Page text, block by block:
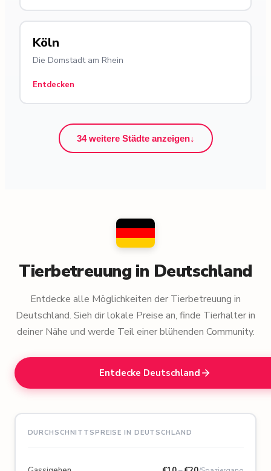
Köln
Die Domstadt am Rhein
Entdecken
34 weitere Städte anzeigen↓
Tierbetreuung in Deutschland
Entdecke alle Möglichkeiten der Tierbetreuung in
Deutschland. Sieh dir lokale Preise an, finde Tierhalter in
deiner Nähe und werde Teil einer blühenden Community.
Entdecke Deutschland
DURCHSCHNITTSPREISE IN DEUTSCHLAND